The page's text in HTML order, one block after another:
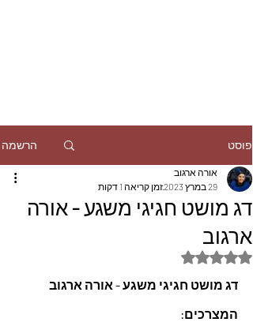
פוסט הרשמה
דג מושט חגיגי משגע - אורה
ארגוב
אורה ארגוב
29 במרץ 2023
זמן קריאה 1 דקות
דירוג של NaN מתוך 5 כוכבים
דג מושט חגיגי משגע - אורה ארגוב
המצרכים: